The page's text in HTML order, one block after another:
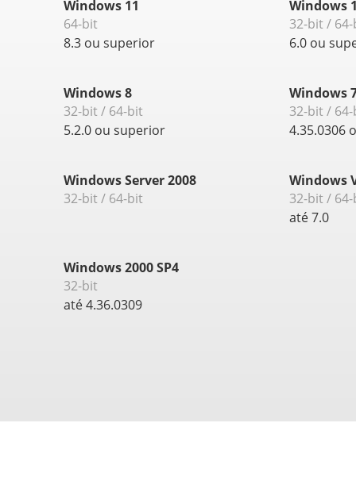
Windows 11
64-bit
8.3 ou superior
Windows
32-bit /
6.0 ou
Windows 8
32-bit / 64-bit
5.2.0 ou superior
Windows
32-bit /
4.35.0306
Windows Server 2008
32-bit / 64-bit
Windows
32-bit /
até 7.0
Windows 2000 SP4
32-bit
até 4.36.0309